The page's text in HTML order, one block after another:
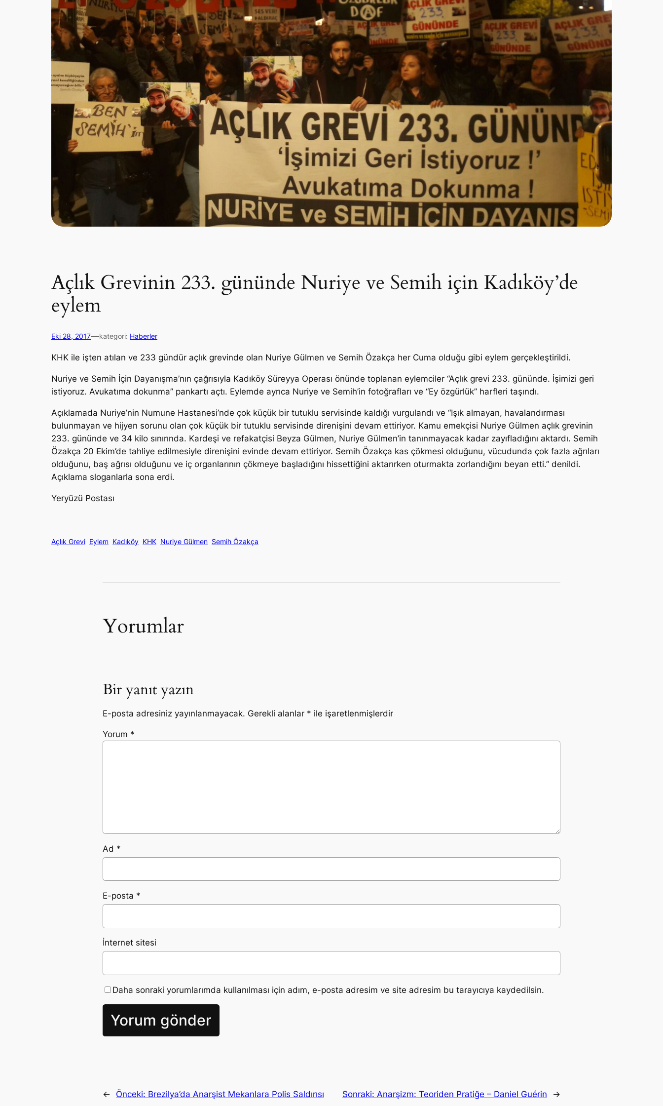
Açlık Grevinin 233. gününde Nuriye ve Semih için Kadıköy’de
eylem
Eki 28, 2017—kategori: Haberler
KHK ile işten atılan ve 233 gündür açlık grevinde olan Nuriye Gülmen ve Semih Özakça her Cuma olduğu gibi eylem gerçekleştirildi.
Nuriye ve Semih İçin Dayanışma’nın çağrısıyla Kadıköy Süreyya Operası önünde toplanan eylemciler “Açlık grevi 233. gününde. İşimizi geri
istiyoruz. Avukatıma dokunma” pankartı açtı. Eylemde ayrıca Nuriye ve Semih’in fotoğrafları ve “Ey özgürlük” harfleri taşındı.
Açıklamada Nuriye’nin Numune Hastanesi’nde çok küçük bir tutuklu servisinde kaldığı vurgulandı ve “Işık almayan, havalandırması
bulunmayan ve hijyen sorunu olan çok küçük bir tutuklu servisinde direnişini devam ettiriyor. Kamu emekçisi Nuriye Gülmen açlık grevinin
233. gününde ve 34 kilo sınırında. Kardeşi ve refakatçisi Beyza Gülmen, Nuriye Gülmen’in tanınmayacak kadar zayıfladığını aktardı. Semih
Özakça 20 Ekim’de tahliye edilmesiyle direnişini evinde devam ettiriyor. Semih Özakça kas çökmesi olduğunu, vücudunda çok fazla ağrıları
olduğunu, baş ağrısı olduğunu ve iç organlarının çökmeye başladığını hissettiğini aktarırken oturmakta zorlandığını beyan etti.” denildi.
Açıklama sloganlarla sona erdi.
Yeryüzü Postası
Açlık Grevi Eylem Kadıköy KHK Nuriye Gülmen Semih Özakça
Yorumlar
Bir yanıt yazın
E-posta adresiniz yayınlanmayacak. Gerekli alanlar * ile işaretlenmişlerdir
Yorum *
Ad *
E-posta *
İnternet sitesi
Daha sonraki yorumlarımda kullanılması için adım, e-posta adresim ve site adresim bu tarayıcıya kaydedilsin.
← Önceki: Brezilya’da Anarşist Mekanlara Polis Saldırısı Sonraki: Anarşizm: Teoriden Pratiğe – Daniel Guérin →